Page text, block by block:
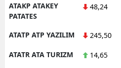
ATAKP ATAKEY
PATATES
48,24
ATATP ATP YAZILIM 245,50
ATATR ATA TURIZM 14,65